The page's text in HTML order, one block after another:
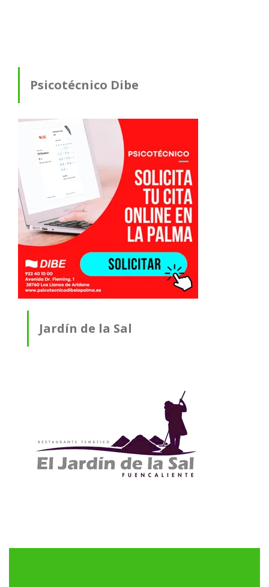
Psicotécnico Dibe
Jardín de la Sal